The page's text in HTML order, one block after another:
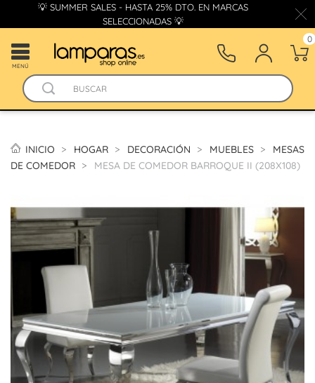
💡 SUMMER SALES - HASTA 25% DTO. EN MARCAS
SELECCIONADAS 💡
MENÚ
0
INICIO HOGAR DECORACIÓN MUEBLES
MESAS
DE COMEDOR
MESA DE COMEDOR BARROQUE II (208X108)